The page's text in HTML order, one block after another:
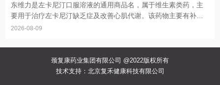
东维力是左卡尼汀口服溶液的通用商品名，属于维生素类药，主
要用于治疗左卡尼汀缺乏症及改善心肌代谢。该药物主要有补充
内...
2026-08-09
颈复康药业集团有限公司 @2022版权所有
技术支持：北京复禾健康科技有限公司